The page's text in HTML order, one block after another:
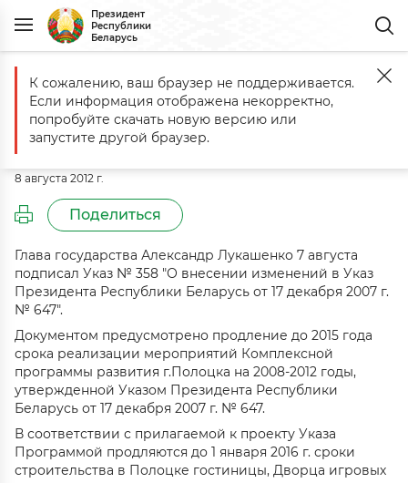
Президент
Республики
Беларусь
Главная События Комментарий к Указу № 358 от 7 августа 2012 г.
Комментарий к Указу № 358 от 7
августа 2012 г.
8 августа 2012 г.
Поделиться
Глава государства Александр Лукашенко 7 августа
подписал Указ № 358 "О внесении изменений в Указ
Президента Республики Беларусь от 17 декабря 2007 г.
№ 647".
Документом предусмотрено продление до 2015 года
срока реализации мероприятий Комплексной
программы развития г.Полоцка на 2008-2012 годы,
утвержденной Указом Президента Республики
Беларусь от 17 декабря 2007 г. № 647.
В соответствии с прилагаемой к проекту Указа
Программой продляются до 1 января 2016 г. сроки
строительства в Полоцке гостиницы, Дворца игровых
К сожалению, ваш браузер не поддерживается.
Если информация отображена некорректно,
попробуйте скачать новую версию или
запустите другой браузер.